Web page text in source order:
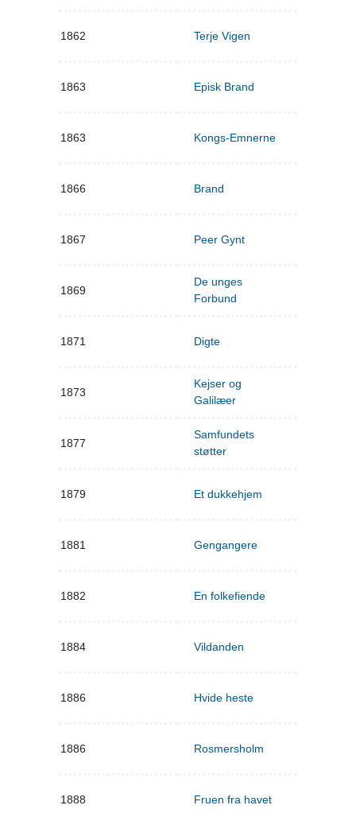
1862 Terje Vigen
1863 Episk Brand
1863 Kongs-Emnerne
1866 Brand
1867 Peer Gynt
1869
De unges
Forbund
1871 Digte
1873
Kejser og
Galilæer
1877
Samfundets
støtter
1879 Et dukkehjem
1881 Gengangere
1882 En folkefiende
1884 Vildanden
1886 Hvide heste
1886 Rosmersholm
1888 Fruen fra havet